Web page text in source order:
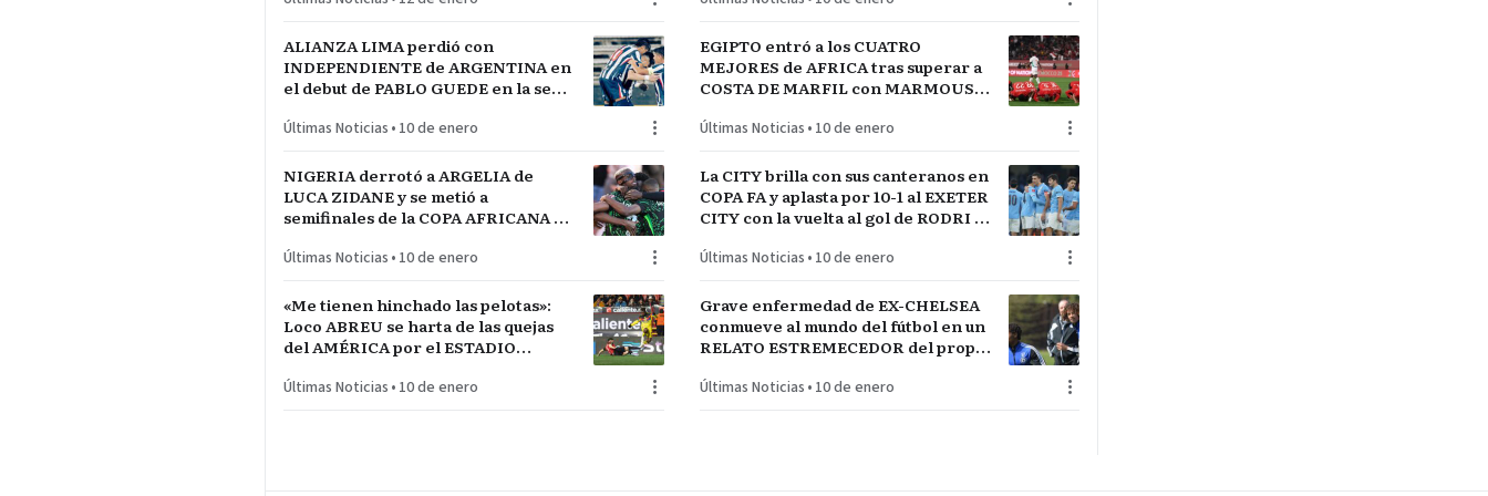
ALIANZA LIMA perdió con
INDEPENDIENTE de ARGENTINA en
el debut de PABLO GUEDE en la serie
Últimas Noticias • 10 de enero
EGIPTO entró a los CUATRO
MEJORES de AFRICA tras superar a
COSTA DE MARFIL con MARMOUSH
Últimas Noticias • 10 de enero
NIGERIA derrotó a ARGELIA de
LUCA ZIDANE y se metió a
semifinales de la COPA AFRICANA de
Últimas Noticias • 10 de enero
La CITY brilla con sus canteranos en
COPA FA y aplasta por 10-1 al EXETER
CITY con la vuelta al gol de RODRI y
Últimas Noticias • 10 de enero
«Me tienen hinchado las pelotas»:
Loco ABREU se harta de las quejas
del AMÉRICA por el ESTADIO
Últimas Noticias • 10 de enero
Grave enfermedad de EX-CHELSEA
conmueve al mundo del fútbol en un
RELATO ESTREMECEDOR del propio
Últimas Noticias • 10 de enero